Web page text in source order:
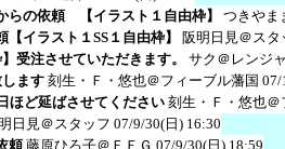
らの依頼 【イラスト１自由枠】
つきやま
イラスト１SS１自由枠】
阪明日見＠スタ
受注させていただきます。
サク＠レンジ
ます刻生・Ｆ・悠也＠フィーブル藩国 07/
ほど延ばさせてください 刻生・Ｆ・悠也
日見＠スタッフ 07/9/30(日) 16:30
頼 藤原ひろ子＠ＦＥＧ 07/9/30(日) 18:59